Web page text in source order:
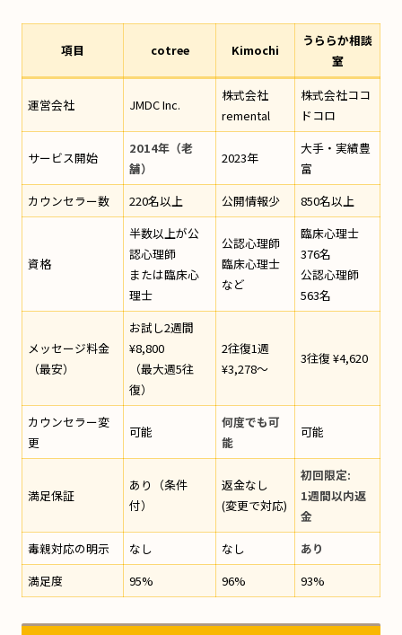
項目 cotree Kimochi
うららか相談
室
運営会社 JMDC Inc.
株式会社
remental
株式会社ココ
ドコロ
サービス開始
2014年（老
舗）
2023年
大手・実績豊
富
カウンセラー数
220名以上 公開情報少 850名以上
資格
半数以上が公
認心理師
または臨床心
理士
公認心理師
臨床心理士
など
臨床心理士
376名
公認心理師
563名
メッセージ料金
（最安）
お試し2週間
¥8,800
（最大週5往
復）
2往復1週
¥3,278〜
3往復 ¥4,620
カウンセラー変
更
可能
何度でも可
能
可能
満足保証
あり（条件
付）
返金なし
(変更で対応)
初回限定:
1週間以内返
金
毒親対応の明示
なし なし
あり
満足度
95% 96% 93%